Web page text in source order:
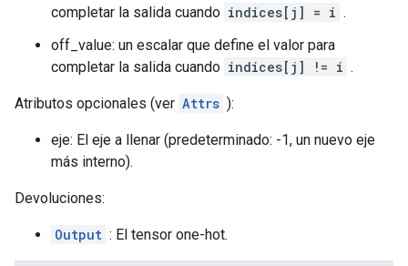
completar la salida cuando indices[j] = i .
off_value: un escalar que define el valor para
completar la salida cuando indices[j] != i .
Atributos opcionales (ver Attrs ):
eje: El eje a llenar (predeterminado: -1, un nuevo eje
más interno).
Devoluciones:
Output : El tensor one-hot.